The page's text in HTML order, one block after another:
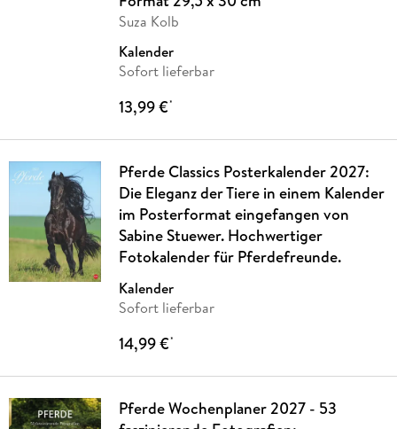
Suza Kolb
Kalender
Sofort lieferbar
13,99 €*
Pferde Classics Posterkalender 2027:
Die Eleganz der Tiere in einem Kalender
im Posterformat eingefangen von
Sabine Stuewer. Hochwertiger
Fotokalender für Pferdefreunde.
Kalender
Sofort lieferbar
14,99 €*
Pferde Wochenplaner 2027 - 53